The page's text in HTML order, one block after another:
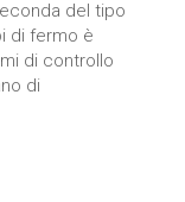
del tipo
di fermo è
di controllo
di